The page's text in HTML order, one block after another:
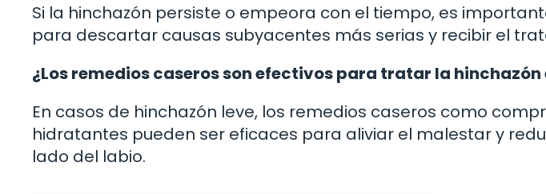
Si la hinchazón persiste o empeora con el tiempo, es
para descartar causas subyacentes más serias y recibir el
¿Los remedios caseros son efectivos para tratar la hinchazón
En casos de hinchazón leve, los remedios caseros como
hidratantes pueden ser eficaces para aliviar el malestar y
lado del labio.